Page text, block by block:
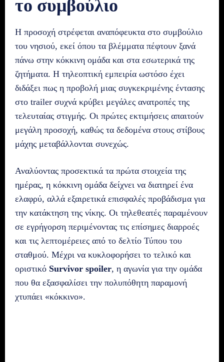
το συμβούλιο
Η προσοχή στρέφεται αναπόφευκτα στο συμβούλιο
του νησιού, εκεί όπου τα βλέμματα πέφτουν ξανά
πάνω στην κόκκινη ομάδα και στα εσωτερικά της
ζητήματα. Η τηλεοπτική εμπειρία ωστόσο έχει
διδάξει πως η προβολή μιας συγκεκριμένης έντασης
στο trailer συχνά κρύβει μεγάλες ανατροπές της
τελευταίας στιγμής. Οι πρώτες εκτιμήσεις απαιτούν
μεγάλη προσοχή, καθώς τα δεδομένα στους στίβους
μάχης μεταβάλλονται συνεχώς.
Αναλύοντας προσεκτικά τα πρώτα στοιχεία της
ημέρας, η κόκκινη ομάδα δείχνει να διατηρεί ένα
ελαφρύ, αλλά εξαιρετικά επισφαλές προβάδισμα για
την κατάκτηση της νίκης. Οι τηλεθεατές παραμένουν
σε εγρήγορση περιμένοντας τις επίσημες διαρροές
και τις λεπτομέρειες από το δελτίο Τύπου του
σταθμού. Μέχρι να κυκλοφορήσει το τελικό και
οριστικό Survivor spoiler, η αγωνία για την ομάδα
που θα εξασφαλίσει την πολυπόθητη παραμονή
χτυπάει «κόκκινο».